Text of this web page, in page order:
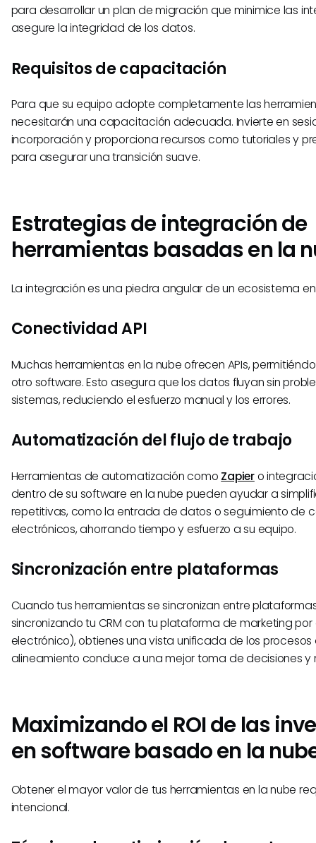
para desarrollar un plan de migración que minimice las
asegure la integridad de los datos.
Requisitos de capacitación
Para que su equipo adopte completamente las
necesitarán una capacitación adecuada. Invierte en
incorporación y proporciona recursos como tutoriales y
para asegurar una transición suave.
Estrategias de integración de
herramientas basadas en la
La integración es una piedra angular de un ecosistema
Conectividad API
Muchas herramientas en la nube ofrecen APIs,
otro software. Esto asegura que los datos fluyan sin
sistemas, reduciendo el esfuerzo manual y los errores.
Automatización del flujo de trabajo
Herramientas de automatización como Zapiero
dentro de su software en la nube pueden ayudar a
repetitivas, como la entrada de datos o seguimiento de
electrónicos, ahorrando tiempo y esfuerzo a su equipo.
Sincronización entre plataformas
Cuando tus herramientas se sincronizan entre
sincronizando tu CRM con tu plataforma de marketing
electrónico), obtienes una vista unificada de los procesos
alineamiento conduce a una mejor toma de decisiones y
Maximizando el ROI de las
en software basado en la
Obtener el mayor valor de tus herramientas en la nube
intencional.